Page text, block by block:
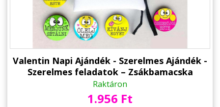
Valentin Napi Ajándék - Szerelmes Ajándék -
Szerelmes feladatok – Zsákbamacska
Raktáron
1.956 Ft